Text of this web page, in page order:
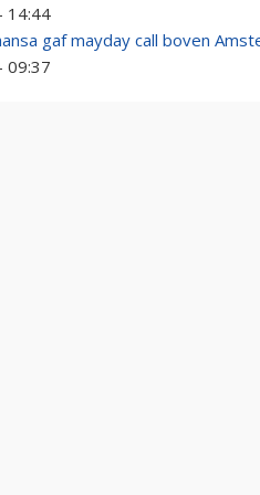
14:44
gaf mayday call boven
09:37